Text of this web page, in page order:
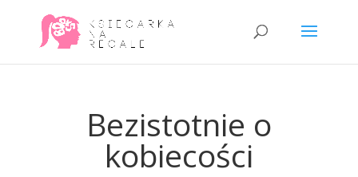
Bezistotnie o
kobiecości